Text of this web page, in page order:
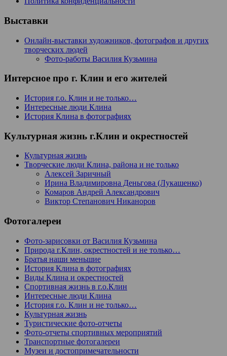
Выставки
Онлайн-выставки художников, фотографов и других
творческих людей
Фото-работы Василия Кузьмина
Интерсное про г. Клин и его жителей
История г.о. Клин и не только…
Интересные люди Клина
История Клина в фотографиях
Культурная жизнь г.Клин и окрестностей
Культурная жизнь
Творческие люди Клина, района и не только
Алексей Заричный
Ирина Владимировна Деньгова (Лукашенко)
Комаров Андрей Александрович
Виктор Степанович Никаноров
Фотогалереи
Фото-зарисовки от Василия Кузьмина
Природа г.Клин, окрестностей и не только…
Братья наши меньшие
История Клина в фотографиях
Виды Клина и окрестностей
Спортивная жизнь в г.о.Клин
Интересные люди Клина
История г.о. Клин и не только…
Культурная жизнь
Туристические фото-отчеты
Фото-отчеты спортивных мероприятий
Транспортные фотогалереи
Музеи и достопримечательности